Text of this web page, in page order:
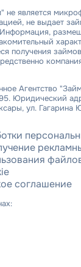
является
не выдает
получения
Агентство
Юридический
ул.
соглашение